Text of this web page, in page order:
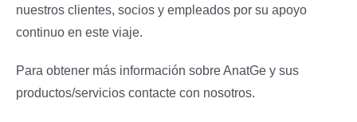
nuestros clientes, socios y empleados por su apoyo
continuo en este viaje.
Para obtener más información sobre AnatGe y sus
productos/servicios contacte con nosotros.